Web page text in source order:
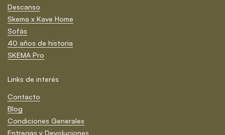
Descanso
Skema x Kave Home
Sofás
40 años de historia
SKEMA Pro
Links de interés
Contacto
Blog
Condiciones Generales
Entregas y Devoluciones